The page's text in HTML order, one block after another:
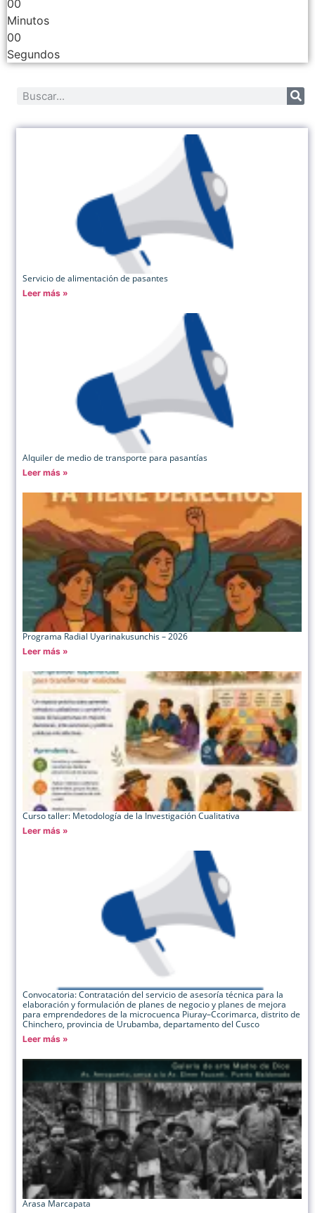
00
Minutos
00
Segundos
Servicio de alimentación de pasantes
Leer más »
Alquiler de medio de transporte para pasantías
Leer más »
Programa Radial Uyarinakusunchis – 2026
Leer más »
Curso taller: Metodología de la Investigación Cualitativa
Leer más »
Convocatoria: Contratación del servicio de asesoría técnica para la
elaboración y formulación de planes de negocio y planes de mejora
para emprendedores de la microcuenca Piuray–Ccorimarca, distrito de
Chinchero, provincia de Urubamba, departamento del Cusco
Leer más »
Arasa Marcapata